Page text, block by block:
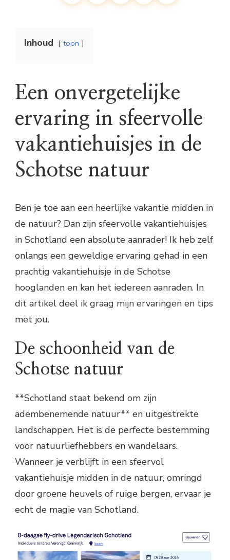
Inhoud toon
Een onvergetelijke
ervaring in sfeervolle
vakantiehuisjes in de
Schotse natuur
Ben je toe aan een heerlijke vakantie midden in
de natuur? Dan zijn sfeervolle vakantiehuisjes
in Schotland een absolute aanrader! Ik heb zelf
onlangs een geweldige ervaring gehad in een
prachtig vakantiehuisje in de Schotse
hooglanden en kan het iedereen aanraden. In
dit artikel deel ik graag mijn ervaringen en tips
met jou.
De schoonheid van de
Schotse natuur
**Schotland staat bekend om zijn
adembenemende natuur** en uitgestrekte
landschappen. Het is de perfecte bestemming
voor natuurliefhebbers en wandelaars.
Wanneer je verblijft in een sfeervol
vakantiehuisje midden in de natuur, omringd
door groene heuvels of ruige bergen, ervaar je
echt de magie van Schotland.